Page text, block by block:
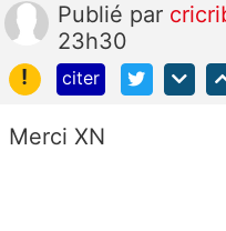
Publié par
23h30
!
citer
Merci XN